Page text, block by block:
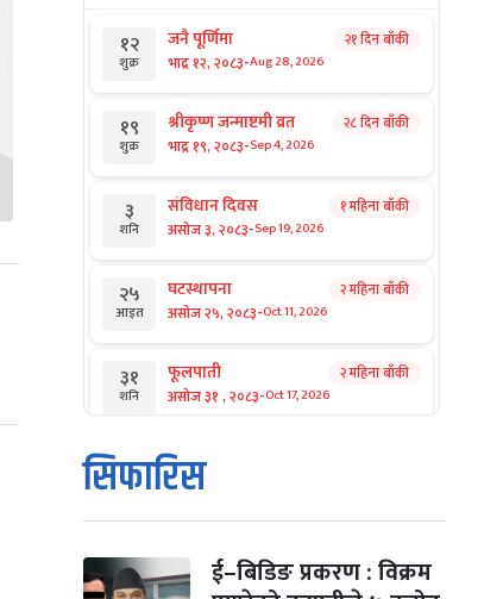
१२
शुक्र
जनै पूर्णिमा
भाद्र १२, २०८३-Aug 28, 2026
२१ दिन बाँकी
१९
शुक्र
श्रीकृष्ण जन्माष्टमी व्रत
भाद्र १९, २०८३-Sep 4, 2026
२८ दिन बाँकी
३
शनि
संविधान दिवस
असोज ३, २०८३-Sep 19, 2026
१ महिना बाँकी
२५
आइत
घटस्थापना
असोज २५, २०८३-Oct 11, 2026
२ महिना बाँकी
३१
शनि
फूलपाती
असोज ३१ , २०८३-Oct 17, 2026
२ महिना बाँकी
१
आइत
कार्तिक सङ्क्रान्ति
कार्तिक १, २०८३
मंगल कार्तिक ३, २०८३-Oct 20, 2026
सिफारिस
ई–बिडिङ प्रकरण : विक्रम